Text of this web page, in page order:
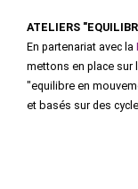
ATELIERS
En partenariat avec la
mettons en place sur
"equilibre en
et basés sur des